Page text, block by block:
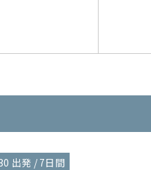
出発 / 7日間